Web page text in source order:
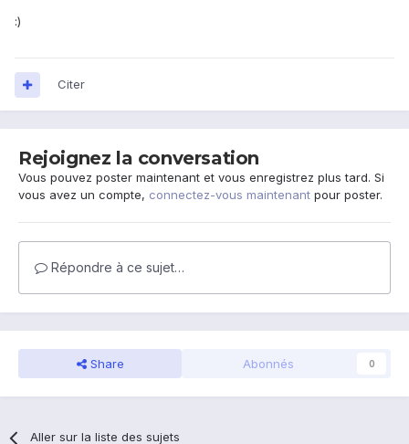
:)
Citer
Rejoignez la conversation
Vous pouvez poster maintenant et vous enregistrez plus tard. Si
vous avez un compte, connectez-vous maintenant pour poster.
Répondre à ce sujet…
Share Abonnés 0
Aller sur la liste des sujets